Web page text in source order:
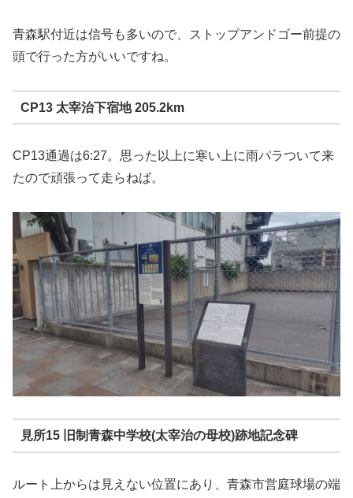
青森駅付近は信号も多いので、ストップアンドゴー前提の
頭で行った方がいいですね。
CP13 太宰治下宿地 205.2km
CP13通過は6:27。思った以上に寒い上に雨パラついて来
たので頑張って走らねば。
見所15 旧制青森中学校(太宰治の母校)跡地記念碑
ルート上からは見えない位置にあり、青森市営庭球場の端